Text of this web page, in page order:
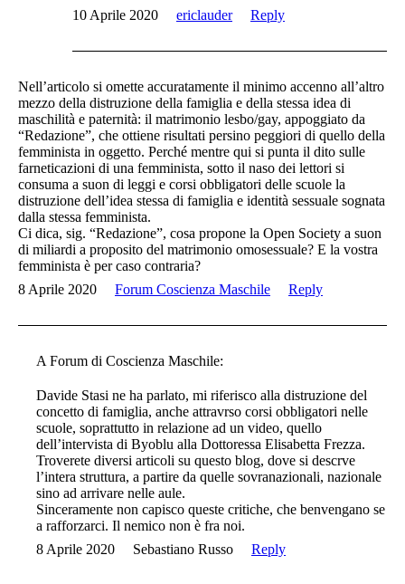
10 Aprile 2020
ericlauder Reply
Nell’articolo si omette accuratamente il minimo accenno all’altro
mezzo della distruzione della famiglia e della stessa idea di
maschilità e paternità: il matrimonio lesbo/gay, appoggiato da
“Redazione”, che ottiene risultati persino peggiori di quello della
femminista in oggetto. Perché mentre qui si punta il dito sulle
farneticazioni di una femminista, sotto il naso dei lettori si
consuma a suon di leggi e corsi obbligatori delle scuole la
distruzione dell’idea stessa di famiglia e identità sessuale sognata
dalla stessa femminista.
Ci dica, sig. “Redazione”, cosa propone la Open Society a suon
di miliardi a proposito del matrimonio omosessuale? E la vostra
femminista è per caso contraria?
8 Aprile 2020
Forum Coscienza Maschile Reply
A Forum di Coscienza Maschile:
Davide Stasi ne ha parlato, mi riferisco alla distruzione del
concetto di famiglia, anche attravrso corsi obbligatori nelle
scuole, soprattutto in relazione ad un video, quello
dell’intervista di Byoblu alla Dottoressa Elisabetta Frezza.
Troverete diversi articoli su questo blog, dove si descrve
l’intera struttura, a partire da quelle sovranazionali, nazionale
sino ad arrivare nelle aule.
Sinceramente non capisco queste critiche, che benvengano se
a rafforzarci. Il nemico non è fra noi.
8 Aprile 2020
Sebastiano Russo Reply